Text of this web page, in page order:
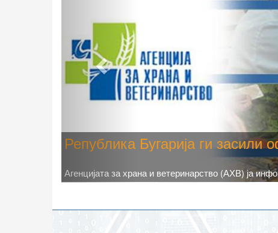
Високите температури ризик
животните
Новото најавено зголемување на дневните
степени, ги зголемува ризиците од појава на